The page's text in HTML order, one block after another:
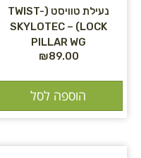
נעילת טוויסט (TWIST-
LOCK) – SKYLOTEC
PILLAR WG
₪89.00
הוספה לסל